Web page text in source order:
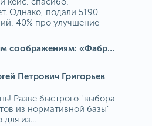
Однако, подали 5190
40% про улучшение
По идейным соображениям: «Фабрика идей» на МГОКе
Петрович Григорьев
Разве быстрого "выбора
из нормативной базы"
для из...